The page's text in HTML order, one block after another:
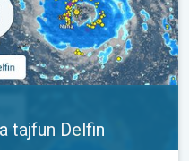
tajfun Delfin